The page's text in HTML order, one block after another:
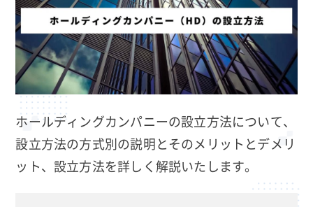
ホールディングカンパニーの設立方法について、
設立方法の方式別の説明とそのメリットとデメリ
ット、設立方法を詳しく解説いたします。